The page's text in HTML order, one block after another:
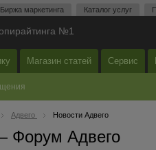
Биржа маркетинга Каталог услуг
№1
Магазин статей Сервис
Адвего Новости Адвего
Форум Адвего